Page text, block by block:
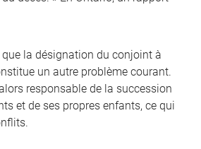
la désignation du conjoint à
un autre problème courant.
responsable de la succession
et de ses propres enfants, ce qui